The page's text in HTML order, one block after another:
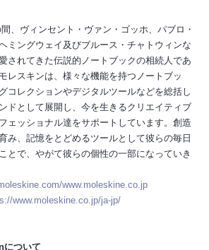
、ヴィンセント・ヴァン・ゴッホ、パブロ・
ミングウェイ及びブルース・チャトウィンな
されてきた伝説的ノートブックの相続人であ
レスキンは、様々な機能を持つノートブッ
コレクションやデジタルツールなどを総括し
ドとして展開し、今を生きるクリエイティブ
ェッショナル達をサポートしています。創造
み、記憶をとどめるツールとして彼らの毎日
とで、やがて彼らの個性の一部になっていき
www.moleskine.co.jp
www.moleskine.co.jp/ja-jp/
ついて